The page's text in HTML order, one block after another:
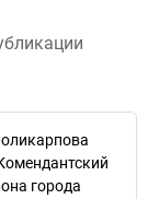
города